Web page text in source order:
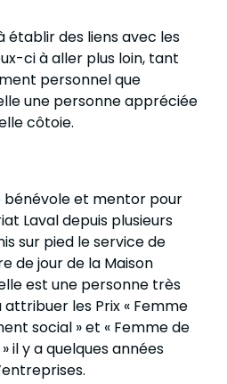
établir des liens avec les
ci à aller plus loin, tant
personnel que
une personne appréciée
côtoie.
bénévole et mentor pour
Laval depuis plusieurs
sur pied le service de
de jour de la Maison
est une personne très
attribuer les Prix « Femme
social » et « Femme de
il y a quelques années